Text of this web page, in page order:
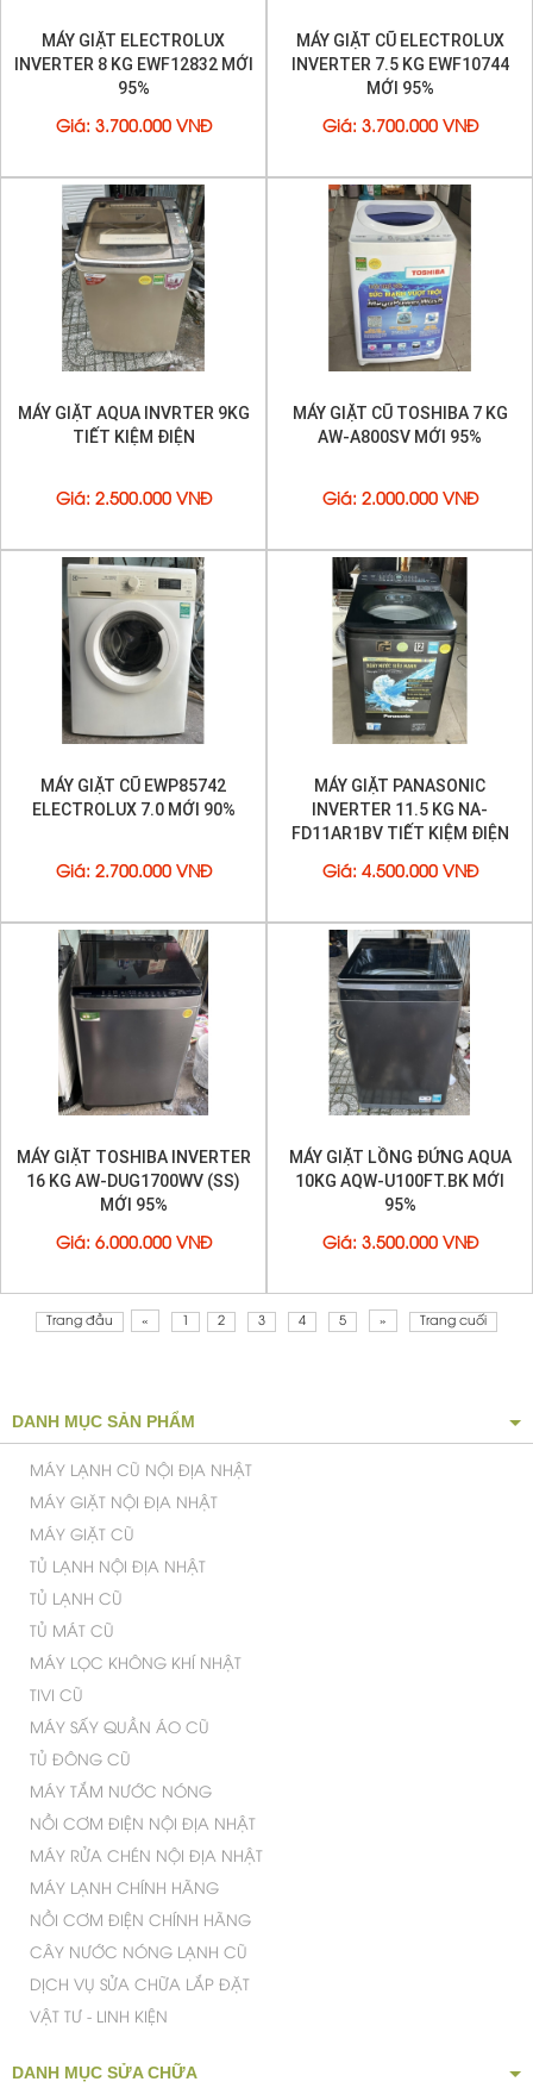
MÁY GIẶT ELECTROLUX
INVERTER 8 KG EWF12832 MỚI
95%
Giá : 3.700.000 VNĐ
MÁY GIẶT CŨ ELECTROLUX
INVERTER 7.5 KG EWF10744
MỚI 95%
Giá : 3.700.000 VNĐ
MÁY GIẶT AQUA INVRTER 9KG
TIẾT KIỆM ĐIỆN
Giá: 2.500.000 VNĐ
MÁY GIẶT CŨ TOSHIBA 7 KG
AW-A800SV MỚI 95%
Giá: 2.000.000 VNĐ
MÁY GIẶT CŨ EWP85742
ELECTROLUX 7.0 MỚI 90%
Giá: 2.700.000 VNĐ
MÁY GIẶT PANASONIC
INVERTER 11.5 KG NA-
FD11AR1BV TIẾT KIỆM ĐIỆN
Giá: 4.500.000 VNĐ
MÁY GIẶT TOSHIBA INVERTER
16 KG AW-DUG1700WV (SS)
MỚI 95%
Giá : 6.000.000 VNĐ
MÁY GIẶT LỒNG ĐỨNG AQUA
10KG AQW-U100FT.BK MỚI
95%
Giá : 3.500.000 VNĐ
Trang đầu « 2 3 4 5 » Trang cuối
DANH MỤC SẢN PHẨM
MÁY LẠNH CŨ NỘI ĐỊA NHẬT
MÁY GIẶT NỘI ĐỊA NHẬT
MÁY GIẶT CŨ
TỦ LẠNH NỘI ĐỊA NHẬT
TỦ LẠNH CŨ
TỦ MÁT CŨ
MÁY LỌC KHÔNG KHÍ NHẬT
TIVI CŨ
MÁY SẤY QUẦN ÁO CŨ
TỦ ĐÔNG CŨ
MÁY TẮM NƯỚC NÓNG
NỒI CƠM ĐIỆN NỘI ĐỊA NHẬT
MÁY RỬA CHÉN NỘI ĐỊA NHẬT
MÁY LẠNH CHÍNH HÃNG
NỒI CƠM ĐIỆN CHÍNH HÃNG
CÂY NƯỚC NÓNG LẠNH CŨ
DỊCH VỤ SỬA CHỮA LẮP ĐẶT
VẬT TƯ - LINH KIỆN
DANH MỤC SỬA CHỮA